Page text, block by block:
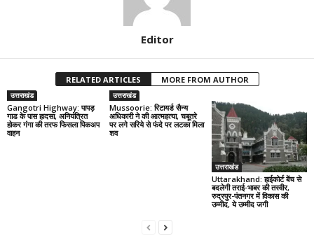
Editor
RELATED ARTICLES MORE FROM AUTHOR
उत्तराखंड
Gangotri Highway: पापड़
गाड के पास हादसा, अनियंत्रित
होकर गंगा की तरफ फिसला पिकअप
वाहन
उत्तराखंड
Mussoorie: रिटायर्ड सैन्य
अधिकारी ने की आत्महत्या, चबूतरे
पर लगे सरिये से फंदे पर लटका मिला
शव
उत्तराखंड
Uttarakhand: हाईकोर्ट बेंच से
बदलेगी तराई-भाबर की तस्वीर,
रुद्रपुर-पंतनगर में विकास की
उम्मीद, ये उम्मीद जगी